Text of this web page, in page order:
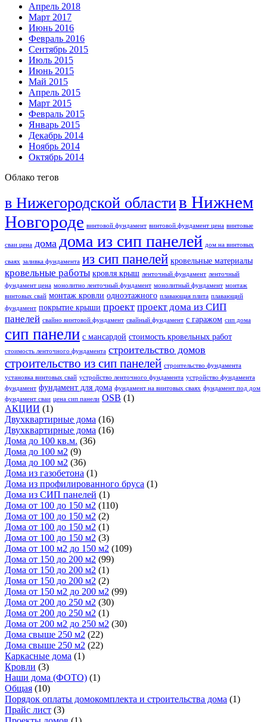
Апрель 2018
Март 2017
Июнь 2016
Февраль 2016
Сентябрь 2015
Июль 2015
Июнь 2015
Май 2015
Апрель 2015
Март 2015
Февраль 2015
Январь 2015
Декабрь 2014
Ноябрь 2014
Октябрь 2014
Облако тегов
в Нижегородской областив Нижнем
Новгороде винтовой фундамент винтовой фундамент цена винтовые
сваи цена дома дома из сип панелей дом на винтовых
сваях заливка фундамента из сип панелей кровельные материалы
кровельные работы кровля крыш ленточный фундамент ленточный
фундамент цена монолитно ленточный фундамент монолитный фундамент монтаж
винтовых свай монтаж кровли одноэтажного плавающая плита плавающий
фундамент покрытие крыши проект проект дома из СИП
панелей свайно винтовой фундамент свайный фундамент с гаражом сип дома
сип панели с мансардой стоимость кровельных работ
стоимость ленточного фундамента строительство домов
строительство из сип панелей строительство фундамента
установка винтовых свай устройство ленточного фундамента устройство фундамента
фундамент фундамент для дома фундамент на винтовых сваях фундамент под дом
фундамент сваи цена сип панели OSB (1)
АКЦИИ (1)
Двухквартирные дома (16)
Двухквартирные дома (16)
Дома до 100 кв.м. (36)
Дома до 100 м2 (9)
Дома до 100 м2 (36)
Дома из газобетона (1)
Дома из профилированного бруса (1)
Дома из СИП панелей (1)
Дома от 100 до 150 м2 (110)
Дома от 100 до 150 м2 (2)
Дома от 100 до 150 м2 (1)
Дома от 100 до 150 м2 (3)
Дома от 100 м2 до 150 м2 (109)
Дома от 150 до 200 м2 (99)
Дома от 150 до 200 м2 (1)
Дома от 150 до 200 м2 (2)
Дома от 150 м2 до 200 м2 (99)
Дома от 200 до 250 м2 (30)
Дома от 200 до 250 м2 (1)
Дома от 200 м2 до 250 м2 (30)
Дома свыше 250 м2 (22)
Дома свыше 250 м2 (22)
Каркасные дома (1)
Кровли (3)
Наши дома (ФОТО) (1)
Общая (10)
Порядок оплаты домокомплекта и строительства дома (1)
Прайс лист (3)